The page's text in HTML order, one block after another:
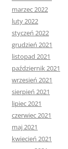
marzec 2022
luty 2022
styczeń 2022
grudzień 2021
listopad 2021
październik 2021
wrzesień 2021
sierpień 2021
lipiec 2021
czerwiec 2021
maj 2021
kwiecień 2021